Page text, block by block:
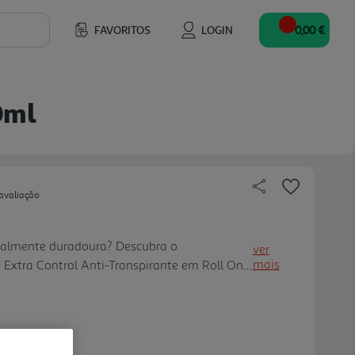
FAVORITOS LOGIN 0,00 €
duradoura? Descubra o
Control Anti-Transpirante em Roll On.
durante 72h enquanto mantÃ©m o
ver
mais